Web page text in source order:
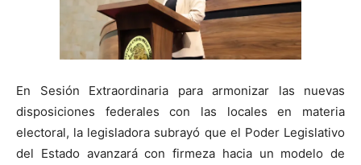
En Sesión Extraordinaria para armonizar las nuevas
disposiciones federales con las locales en materia
electoral, la legisladora subrayó que el Poder Legislativo
del Estado avanzará con firmeza hacia un modelo de